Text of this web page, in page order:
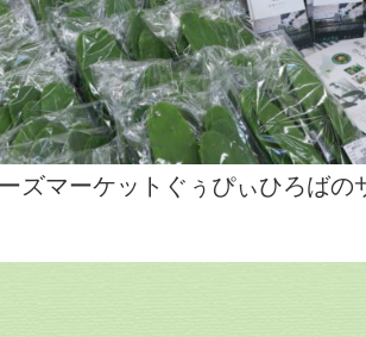
ズマーケットぐぅぴぃひろばの